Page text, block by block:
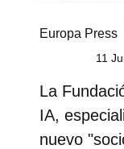
Europa Press
11
La
IA,
nuevo